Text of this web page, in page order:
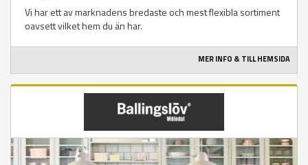
Vi har ett av marknadens bredaste och mest flexibla sortiment
oavsett vilket hem du än har.
MER INFO & TILL HEMSIDA